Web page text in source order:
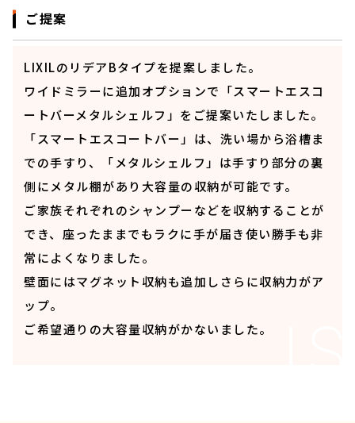
ご提案
LIXILのリデアBタイプを提案しました。
ワイドミラーに追加オプションで「スマートエスコ
ートバーメタルシェルフ」をご提案いたしました。
「スマートエスコートバー」は、洗い場から浴槽ま
での手すり、「メタルシェルフ」は手すり部分の裏
側にメタル棚があり大容量の収納が可能です。
ご家族それぞれのシャンプーなどを収納することが
でき、座ったままでもラクに手が届き使い勝手も非
常によくなりました。
壁面にはマグネット収納も追加しさらに収納力がア
ップ。
ご希望通りの大容量収納がかないました。